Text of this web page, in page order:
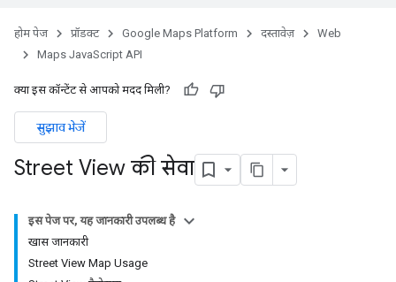
होम पेज प्रॉडक्ट Google Maps Platform दस्तावेज़
Web
Maps JavaScript API
क्या इस कॉन्टेंट से आपको मदद मिली?
सुझाव भेजें
Street View की सेवा
इस पेज पर, यह जानकारी उपलब्ध है
खास जानकारी
Street View Map Usage